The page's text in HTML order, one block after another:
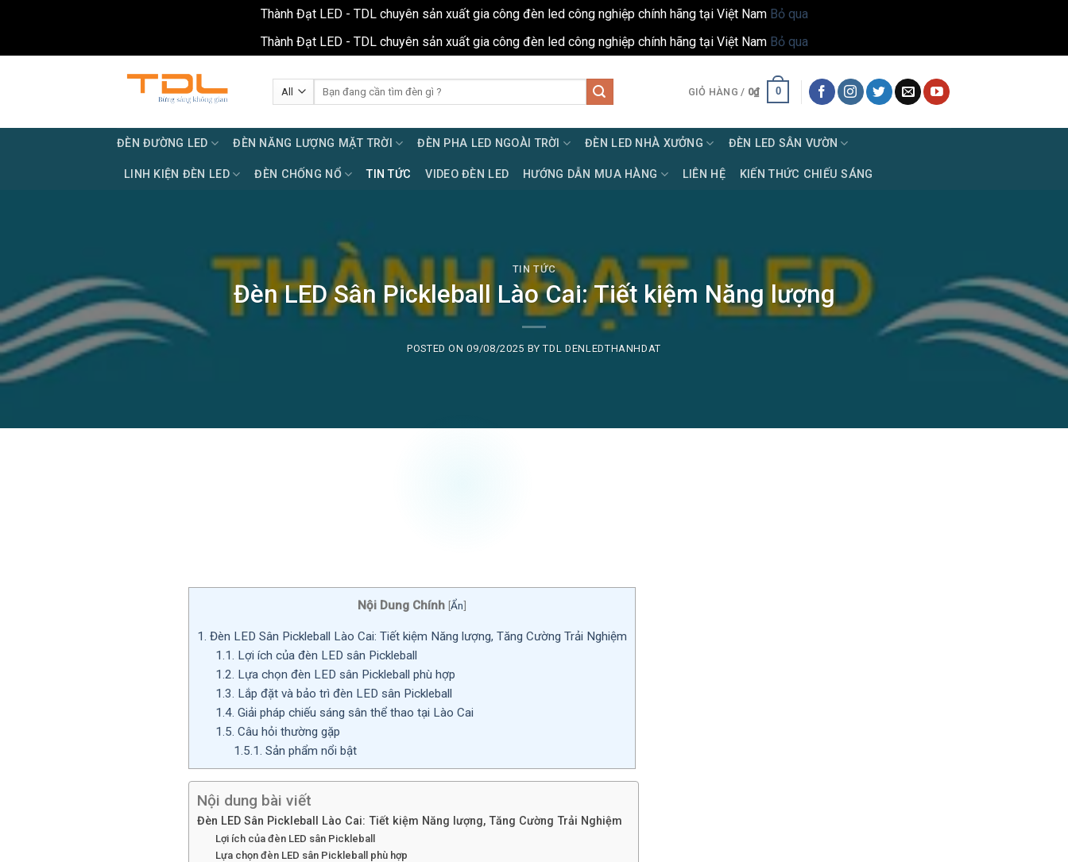
Thành Đạt LED - TDL chuyên sản xuất gia công đèn led công nghiệp chính hãng tại Việt Nam Bỏ qua
Thành Đạt LED - TDL chuyên sản xuất gia công đèn led công nghiệp chính hãng tại Việt Nam Bỏ qua
kiếm:
GIỎ HÀNG / 0₫ 0
ĐÈN ĐƯỜNG LED ĐÈN NĂNG LƯỢNG MẶT TRỜI ĐÈN PHA LED NGOÀI TRỜI ĐÈN LED NHÀ XƯỞNG ĐÈN LED SÂN VƯỜN
LINH KIỆN ĐÈN LED ĐÈN CHỐNG NỔ TIN TỨC VIDEO ĐÈN LED HƯỚNG DẪN MUA HÀNG LIÊN HỆ KIẾN THỨC CHIẾU SÁNG
TIN TỨC
Đèn LED Sân Pickleball Lào Cai: Tiết kiệm Năng lượng
POSTED ON09/08/2025 BYTDL DENLEDTHANHDAT
Nội Dung Chính [Ẩn]
1. Đèn LED Sân Pickleball Lào Cai: Tiết kiệm Năng lượng, Tăng Cường Trải Nghiệm
1.1. Lợi ích của đèn LED sân Pickleball
1.2. Lựa chọn đèn LED sân Pickleball phù hợp
1.3. Lắp đặt và bảo trì đèn LED sân Pickleball
1.4. Giải pháp chiếu sáng sân thể thao tại Lào Cai
1.5. Câu hỏi thường gặp
1.5.1. Sản phẩm nổi bật
Nội dung bài viết
Đèn LED Sân Pickleball Lào Cai: Tiết kiệm Năng lượng, Tăng Cường Trải Nghiệm
Lợi ích của đèn LED sân Pickleball
Lựa chọn đèn LED sân Pickleball phù hợp